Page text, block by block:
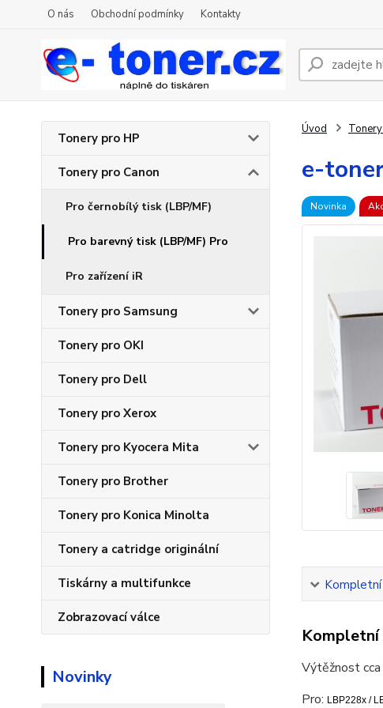
O nás Obchodní podmínky Kontakty
Tonery pro HP
Tonery pro Canon
Pro černobílý tisk (LBP/MF)
Pro barevný tisk (LBP/MF) Pro
Pro zařízení iR
Tonery pro Samsung
Tonery pro OKI
Tonery pro Dell
Tonery pro Xerox
Tonery pro Kyocera Mita
Tonery pro Brother
Tonery pro Konica Minolta
Tonery a catridge originální
Tiskárny a multifunkce
Zobrazovací válce
Novinky
Úvod
e-
Novinka
Kompletní
Kompletní
Výtěžnost
Pro: LBP228x /